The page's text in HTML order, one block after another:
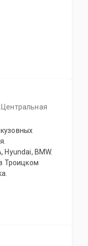
BMW.
Троицком